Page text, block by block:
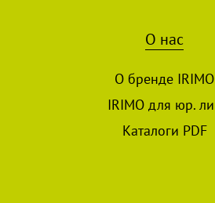
О нас
О бренде IRIMO
IRIMO для юр.
Каталоги PDF